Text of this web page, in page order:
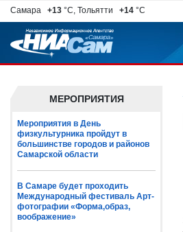
Самара +13 °C, Тольятти +14 °C
МЕРОПРИЯТИЯ
Мероприятия в День
физкультурника пройдут в
большинстве городов и районов
Самарской области
В Самаре будет проходить
Международный фестиваль Арт-
фотографии «Форма,образ,
воображение»